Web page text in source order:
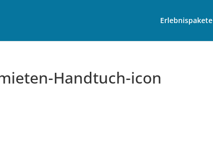
Erlebnispakete
Handtuch-icon